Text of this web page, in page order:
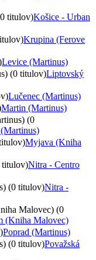
titulov)Košice - Urban
Krupina (Ferove
Levice (Martinus)
(0 titulov)Liptovský
Lučenec (Martinus)
Martin (Martinus)
(0
Myjava (Kniha
titulov)Nitra - Centro
(0 titulov)Nitra -
Malovec) (0
(Kniha Malovec)
Poprad (Martinus)
(0 titulov)Považská